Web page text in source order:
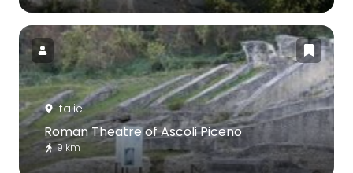
Italie
Roman Theatre of Ascoli Piceno
9 km